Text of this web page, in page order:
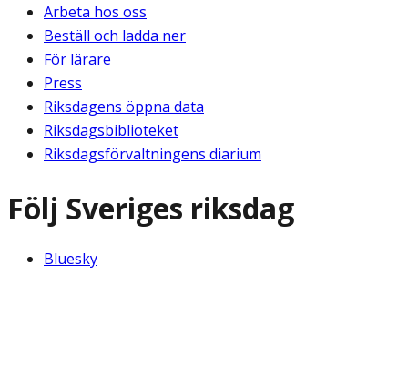
Arbeta hos oss
Beställ och ladda ner
För lärare
Press
Riksdagens öppna data
Riksdagsbiblioteket
Riksdagsförvaltningens diarium
Följ Sveriges riksdag
Bluesky